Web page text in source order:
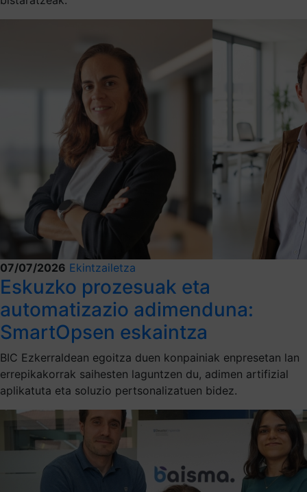
07/07/2026 Ekintzailetza
Eskuzko prozesuak eta
automatizazio adimenduna:
SmartOpsen eskaintza
BIC Ezkerraldean egoitza duen konpainiak enpresetan lan
errepikakorrak saihesten laguntzen du, adimen artifizial
aplikatuta eta soluzio pertsonalizatuen bidez.